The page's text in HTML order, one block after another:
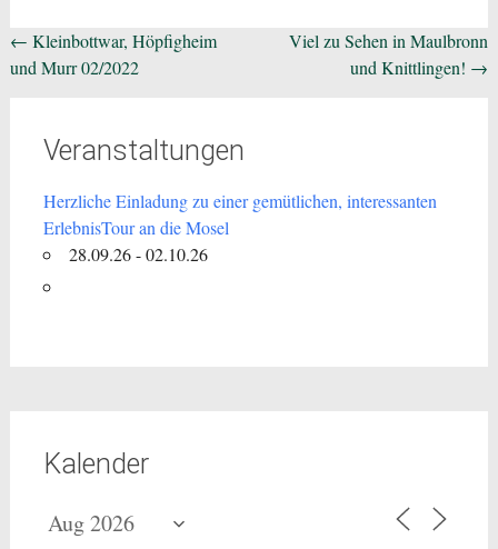
Beitragsnavigation
← Kleinbottwar, Höpfigheim
und Murr 02/2022
Viel zu Sehen in Maulbronn
und Knittlingen! →
Veranstaltungen
Herzliche Einladung zu einer gemütlichen, interessanten
ErlebnisTour an die Mosel
28.09.26 - 02.10.26
Kalender